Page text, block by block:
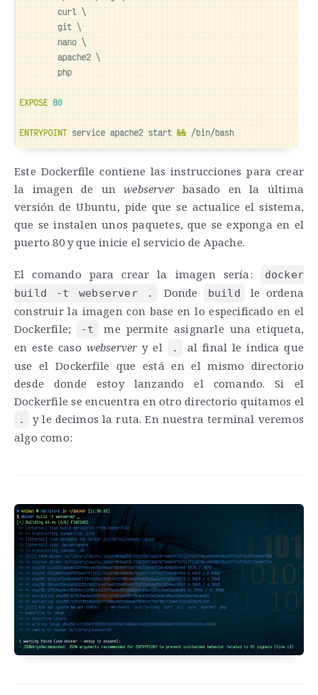
Este Dockerfile contiene las instrucciones para crear
la imagen de unwebserver basado en la última
versión de Ubuntu, pide que se actualice el sistema,
que se instalen unos paquetes, que se exponga en el
puerto 80 y que inicie el servicio de Apache.
El comando para crear la imagen sería:
docker
build -t webserver .
Donde build
le ordena
construir la imagen con base en lo especificado en el
Dockerfile;
-t
me permite asignarle una etiqueta,
en este caso webserver y el .
al final le indica que
use el Dockerfile que está en el mismo directorio
desde donde estoy lanzando el comando. Si el
Dockerfile se encuentra en otro directorio quitamos el
.
y le decimos la ruta. En nuestra terminal veremos
algo como: